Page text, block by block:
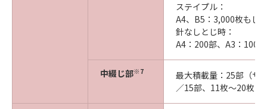
ステイプル：
A4、B5：3,000枚もし
針なしとじ時：
A4：200部、A3：100部
中綴じ部※7
最大積載量：25部（サ
／15部、11枚～20枚